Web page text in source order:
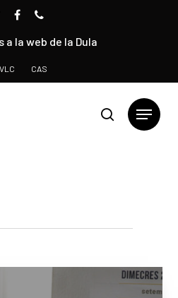
a la web de la Dula
VLC CAS